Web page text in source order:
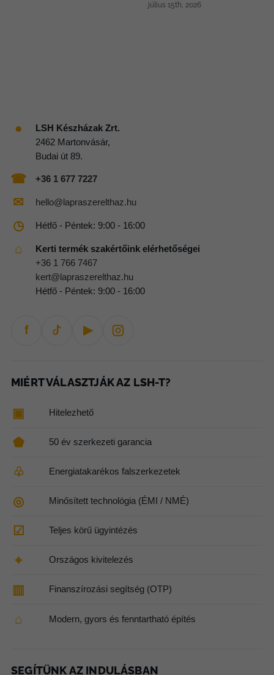
július 15th, 2026
●
LSH Készházak Zrt.
2462 Martonvásár,
Budai út 89.
☎ +36 1 677 7227
✉ hello@lapraszerelthaz.hu
◷ Hétfő - Péntek: 9:00 - 16:00
⌂
Kerti termék szakértőink elérhetőségei
+36 1 766 7467
kert@lapraszerelthaz.hu
Hétfő - Péntek: 9:00 - 16:00
f ▶
MIÉRT VÁLASZTJÁK AZ LSH-T?
▣ Hitelezhető
⬟ 50 év szerkezeti garancia
♧ Energiatakarékos falszerkezetek
◎ Minősített technológia (ÉMI / NMÉ)
☑ Teljes körű ügyintézés
⌖ Országos kivitelezés
▥ Finanszírozási segítség (OTP)
⌂ Modern, gyors és fenntartható építés
SEGÍTÜNK AZ INDULÁSBAN